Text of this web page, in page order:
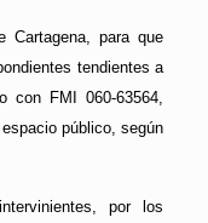
Cartagena, para que
tendientes a
con FMI 060-63564,
público, según
por los